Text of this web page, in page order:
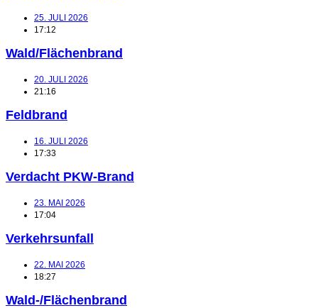
25. JULI 2026
17:12
Wald/Flächenbrand
20. JULI 2026
21:16
Feldbrand
16. JULI 2026
17:33
Verdacht PKW-Brand
23. MAI 2026
17:04
Verkehrsunfall
22. MAI 2026
18:27
Wald-/Flächenbrand